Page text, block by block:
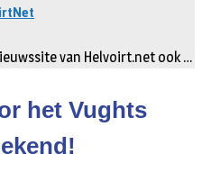
van Helvoirt.net ook …
het Vughts